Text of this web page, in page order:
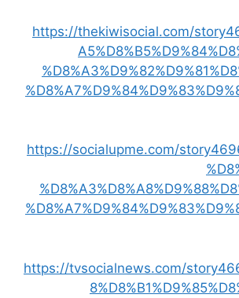
https://thekiwisocial.com/
https://socialupme.com/
https://tvsocialnews.com/